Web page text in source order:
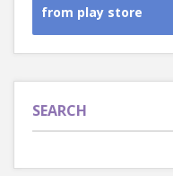
from play store
SEARCH